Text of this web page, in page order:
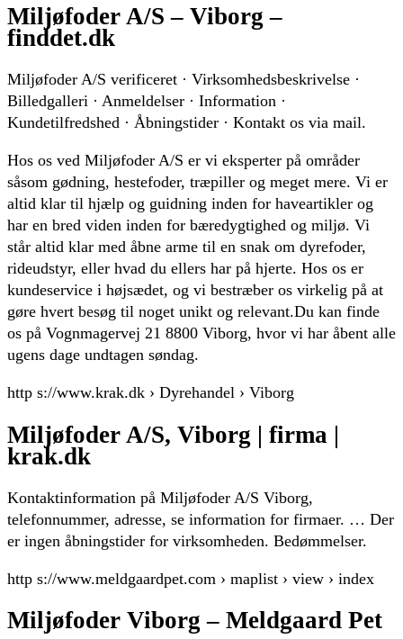
Miljøfoder A/S – Viborg –
finddet.dk
Miljøfoder A/S verificeret · Virksomhedsbeskrivelse ·
Billedgalleri · Anmeldelser · Information ·
Kundetilfredshed · Åbningstider · Kontakt os via mail.
Hos os ved Miljøfoder A/S er vi eksperter på områder
såsom gødning, hestefoder, træpiller og meget mere. Vi er
altid klar til hjælp og guidning inden for haveartikler og
har en bred viden inden for bæredygtighed og miljø. Vi
står altid klar med åbne arme til en snak om dyrefoder,
rideudstyr, eller hvad du ellers har på hjerte. Hos os er
kundeservice i højsædet, og vi bestræber os virkelig på at
gøre hvert besøg til noget unikt og relevant.Du kan finde
os på Vognmagervej 21 8800 Viborg, hvor vi har åbent alle
ugens dage undtagen søndag.
http s://www.krak.dk › Dyrehandel › Viborg
Miljøfoder A/S, Viborg | firma |
krak.dk
Kontaktinformation på Miljøfoder A/S Viborg,
telefonnummer, adresse, se information for firmaer. … Der
er ingen åbningstider for virksomheden. Bedømmelser.
http s://www.meldgaardpet.com › maplist › view › index
Miljøfoder Viborg – Meldgaard Pet